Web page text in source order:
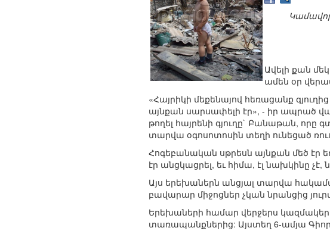
Ավելի քան
ամեն օր
«Հայրիկի մեքենայով հեռացանք
այնքան սարսափելի էր», - իր ապրած
թողել հայրենի գյուղը` Բանաթան, որը
տարվա օգոսոտոսին տեղի ունեցած
Հոգեբանական սթրեսն այնքան մեծ էր
էր անցկացրել, եւ հիմա, էլ նախկինը
Այս երեխաներն անցյալ տարվա
բավարար միջոցներ չկան նրանցից
Երեխաների համար վերջերս
տառապանքներից: Այստեղ 6-ամյա